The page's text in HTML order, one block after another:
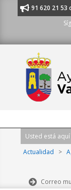
al 91 620 21
Navigation
Usted está aquí
Actualidad
>
Correo